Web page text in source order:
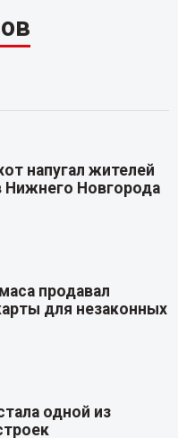
напугал жителей
Нижнего Новгорода
продавал
для незаконных
одной из